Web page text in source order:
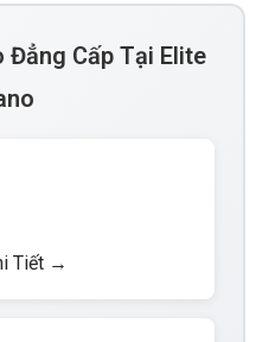
Đẳng Cấp Tại Elite
Tiết →